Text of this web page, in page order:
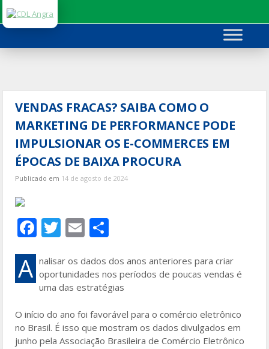
para
conteúdo
VENDAS FRACAS? SAIBA COMO O
MARKETING DE PERFORMANCE PODE
IMPULSIONAR OS E-COMMERCES EM
ÉPOCAS DE BAIXA PROCURA
Publicado em 14 de agosto de 2024
F
ac
e
b
o
k
T
w
itt
er
E
m
ai
l
ar
e
A nalisar os dados dos anos anteriores para criar
oportunidades nos períodos de poucas vendas é
uma das estratégias
O início do ano foi favorável para o comércio eletrônico
no Brasil. É isso que mostram os dados divulgados em
junho pela Associação Brasileira de Comércio Eletrônico